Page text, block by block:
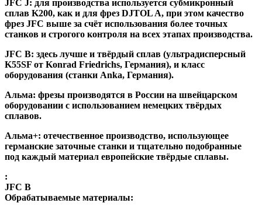
JFC J: для производства используется субмикронный
сплав K200, как и для фрез DJTOL A, при этом качество
фрез JFC выше за счёт использования более точных
станков и строгого контроля на всех этапах производства.
JFC B: здесь лучше и твёрдый сплав (ультрадисперсный
K55SF от Konrad Friedrichs, Германия), и класс
оборудования (станки Anka, Германия).
Альма: фрезы производятся в России на швейцарском
оборудовании с использованием немецких твёрдых
сплавов.
Альма+: отечественное производство, использующее
германские заточные станки и тщательно подобранные
под каждый материал европейские твёрдые сплавы.
:
JFC B
Обрабатываемые материалы: